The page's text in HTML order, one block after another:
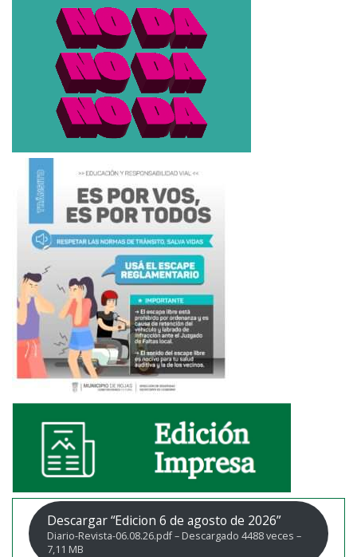
Descargar “Edicion 6 de agosto de 2026”
Diario-Revista-06.08.26.pdf – Descargado 4488 veces –
7,11 MB